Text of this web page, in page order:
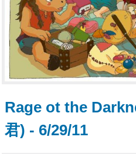
Rage ot the
君) - 6/29/11